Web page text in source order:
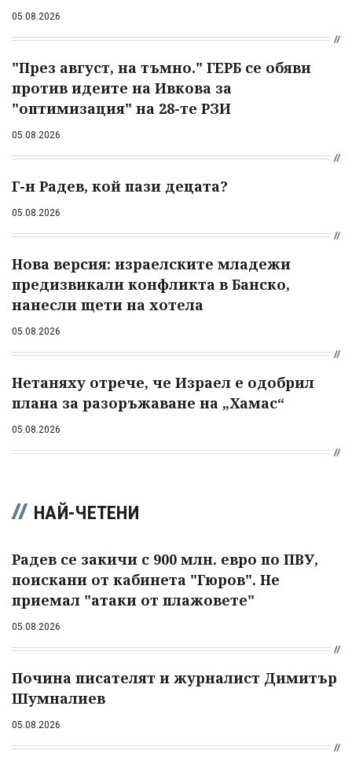
05.08.2026
"През август, на тъмно." ГЕРБ се обяви
против идеите на Ивкова за
"оптимизация" на 28-те РЗИ
05.08.2026
Г-н Радев, кой пази децата?
05.08.2026
Нова версия: израелските младежи
предизвикали конфликта в Банско,
нанесли щети на хотела
05.08.2026
Нетаняху отрече, че Израел е одобрил
плана за разоръжаване на „Хамас“
05.08.2026
НАЙ-ЧЕТЕНИ
Радев се закичи с 900 млн. евро по ПВУ,
поискани от кабинета "Гюров". Не
приемал "атаки от плажовете"
05.08.2026
Почина писателят и журналист Димитър
Шумналиев
05.08.2026